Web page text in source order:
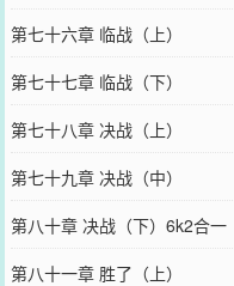
第七十六章 临战（上）
第七十七章 临战（下）
第七十八章 决战（上）
第七十九章 决战（中）
第八十章 决战（下）6k2合一
第八十一章 胜了（上）